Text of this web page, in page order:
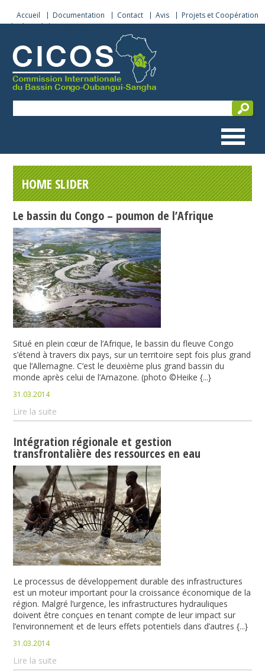
Accueil Documentation Contact Avis
Projets et Coopération
Sécurité de navigation
HOME SLIDER
Le bassin du Congo – poumon de l’Afrique
Situé en plein cœur de l’Afrique, le bassin du fleuve Congo
s’étend à travers dix pays, sur un territoire sept fois plus grand
que l’Allemagne. C’est le deuxième plus grand bassin du
monde après celui de l’Amazone. (photo ©Heike {...}
31.03.2014
Lire la suite
Intégration régionale et gestion
transfrontalière des ressources en eau
Le processus de développement durable des infrastructures
est un moteur important pour la croissance économique de la
région. Malgré l’urgence, les infrastructures hydrauliques
doivent être conçues en tenant compte de leur impact sur
l’environnement et de leurs effets potentiels dans d’autres {...}
31.03.2014
Lire la suite